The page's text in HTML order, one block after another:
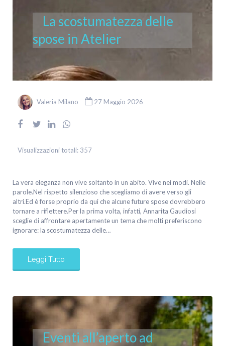
La scostumatezza delle
spose in Atelier
Valeria Milano 27 Maggio 2026
Visualizzazioni totali: 357
La vera eleganza non vive soltanto in un abito. Vive nei modi. Nelle
parole.Nel rispetto silenzioso che scegliamo di avere verso gli
altri.Ed è forse proprio da qui che alcune future spose dovrebbero
tornare a riflettere.Per la prima volta, infatti, Annarita Gaudiosi
sceglie di affrontare apertamente un tema che molti preferiscono
ignorare: la scostumatezza delle…
Leggi Tutto
Eventi all’aperto ad